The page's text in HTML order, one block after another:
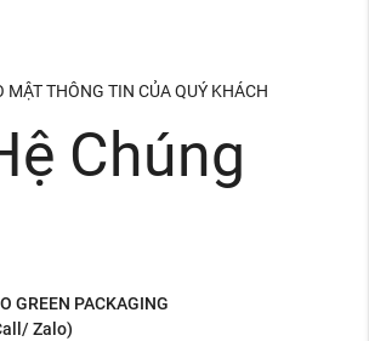
MẬT THÔNG TIN CỦA QUÝ KHÁCH
Chúng
GREEN PACKAGING
Zalo)